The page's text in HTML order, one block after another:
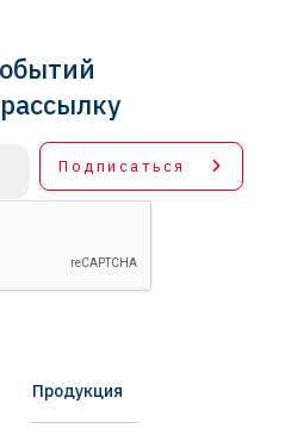
Подписаться
Продукция